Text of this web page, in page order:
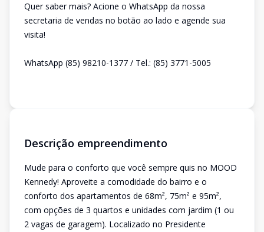
Quer saber mais? Acione o WhatsApp da nossa
secretaria de vendas no botão ao lado e agende sua
visita!
WhatsApp (85) 98210-1377 / Tel.: (85) 3771-5005
Descrição empreendimento
Mude para o conforto que você sempre quis no MOOD
Kennedy! Aproveite a comodidade do bairro e o
conforto dos apartamentos de 68m², 75m² e 95m²,
com opções de 3 quartos e unidades com jardim (1 ou
2 vagas de garagem). Localizado no Presidente